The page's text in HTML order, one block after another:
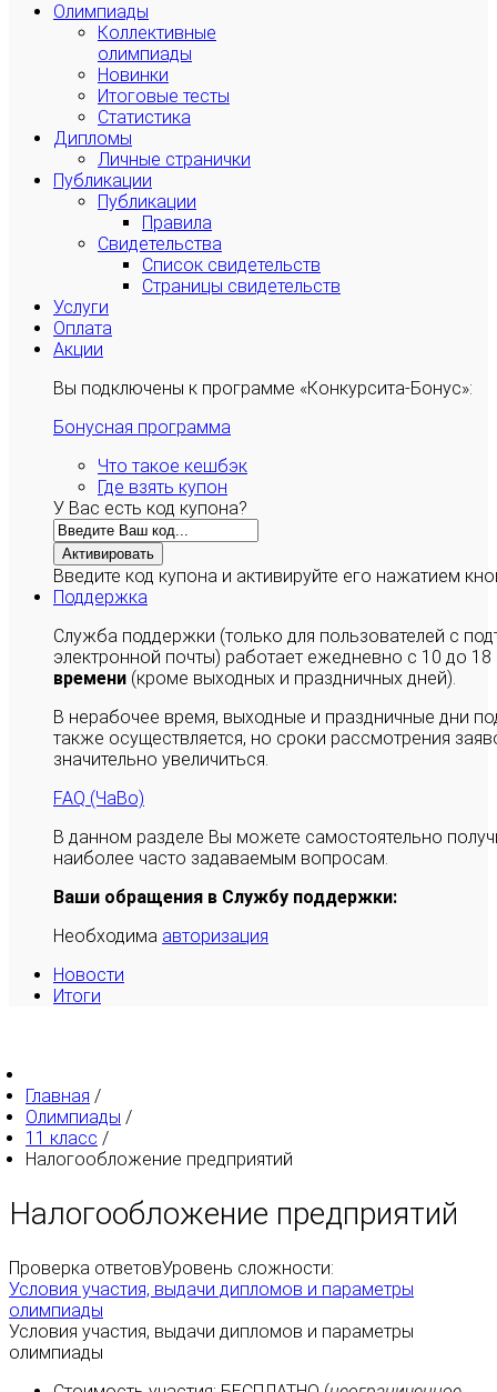
Олимпиады
Коллективные
олимпиады
Новинки
Итоговые тесты
Статистика
Дипломы
Личные странички
Публикации
Публикации
Правила
Свидетельства
Список свидетельств
Страницы свидетельств
Услуги
Оплата
Акции
Вы подключены к программе «Конкурсита-Бонус»:
Бонусная программа
Что такое кешбэк
Где взять купон
У Вас есть код купона?
Активировать
Введите код купона и активируйте его нажатием
Поддержка
Служба поддержки (только для пользователей с
электронной почты) работает ежедневно с 10 до
времени (кроме выходных и праздничных дней).
В нерабочее время, выходные и праздничные дни
также осуществляется, но сроки рассмотрения
значительно увеличиться.
FAQ (ЧаВо)
В данном разделе Вы можете самостоятельно
наиболее часто задаваемым вопросам.
Ваши обращения в Службу поддержки:
Необходима авторизация
Новости
Итоги
Главная /
Олимпиады /
11 класс /
Налогообложение предприятий
Налогообложение предприятий
Проверка ответовУровень сложности:
Условия участия, выдачи дипломов и параметры
олимпиады
Условия участия, выдачи дипломов и параметры
олимпиады